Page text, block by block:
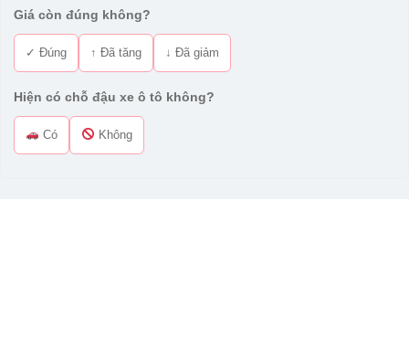
Giá còn đúng không?
✓ Đúng ↑ Đã tăng ↓ Đã giảm
Hiện có chỗ đậu xe ô tô không?
Có Không